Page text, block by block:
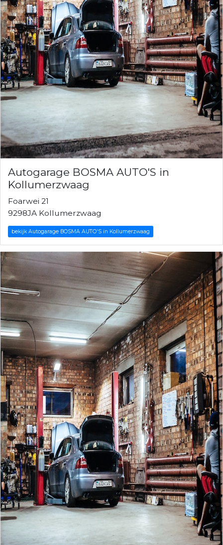
Autogarage BOSMA AUTO'S in
Kollumerzwaag
Foarwei 21
9298JA Kollumerzwaag
bekijk Autogarage BOSMA AUTO'S in Kollumerzwaag